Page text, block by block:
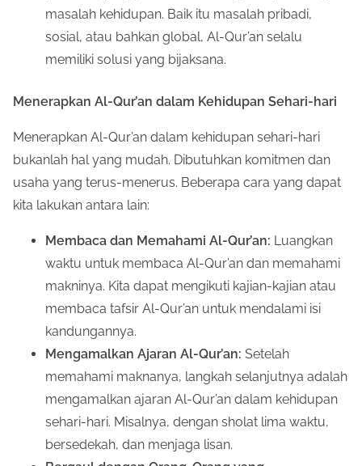
masalah kehidupan. Baik itu masalah pribadi,
sosial, atau bahkan global, Al-Qur’an selalu
memiliki solusi yang bijaksana.
Menerapkan Al-Qur’an dalam Kehidupan Sehari-hari
Menerapkan Al-Qur’an dalam kehidupan sehari-hari
bukanlah hal yang mudah. Dibutuhkan komitmen dan
usaha yang terus-menerus. Beberapa cara yang dapat
kita lakukan antara lain:
Membaca dan Memahami Al-Qur’an: Luangkan
waktu untuk membaca Al-Qur’an dan memahami
makninya. Kita dapat mengikuti kajian-kajian atau
membaca tafsir Al-Qur’an untuk mendalami isi
kandungannya.
Mengamalkan Ajaran Al-Qur’an: Setelah
memahami maknanya, langkah selanjutnya adalah
mengamalkan ajaran Al-Qur’an dalam kehidupan
sehari-hari. Misalnya, dengan sholat lima waktu,
bersedekah, dan menjaga lisan.